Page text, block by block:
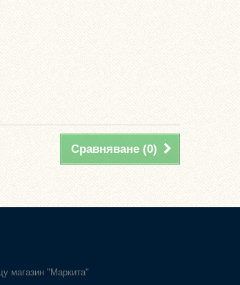
Сравняване (0)
магазин "Маркита"